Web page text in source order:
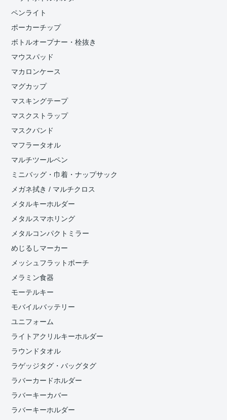
ペンライト
ポーカーチップ
ボトルオープナー・栓抜き
マウスパッド
マカロンケース
マグカップ
マスキングテープ
マスクストラップ
マスクバンド
マフラータオル
マルチツールペン
ミニバッグ・巾着・ナップサック
メガネ拭き / マルチクロス
メタルキーホルダー
メタルスマホリング
メタルコンパクトミラー
めじるしマーカー
メッシュフラットポーチ
メラミン食器
モーテルキー
モバイルバッテリー
ユニフォーム
ライトアクリルキーホルダー
ラウンドタオル
ラゲッジタグ・バッグタグ
ラバーカードホルダー
ラバーキーカバー
ラバーキーホルダー